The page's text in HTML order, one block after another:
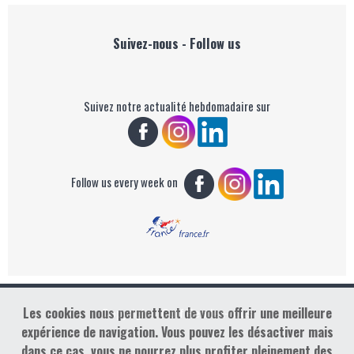
Suivez-nous - Follow us
Suivez notre actualité hebdomadaire sur
Follow us every week on
Copyright : Golf Rendez-vous
Les cookies nous permettent de vous offrir une meilleure
expérience de navigation. Vous pouvez les désactiver mais